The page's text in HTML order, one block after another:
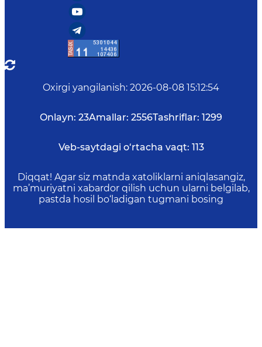
Oxirgi yangilanish: 2026-08-08 15:12:54
Onlayn: 23Amallar: 2556Tashriflar: 1299
Veb-saytdagi o‘rtacha vaqt: 113
Diqqat! Agar siz matnda xatoliklarni aniqlasangiz,
ma’muriyatni xabardor qilish uchun ularni belgilab,
pastda hosil bo‘ladigan tugmani bosing